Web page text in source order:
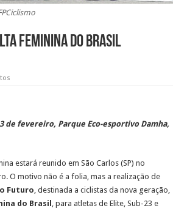
Feminina do Brasil
de fevereiro, Parque Eco-esportivo Damha,
estará reunido em São Carlos (SP) no
O motivo não é a folia, mas a realização de
Futuro , destinada a ciclistas da nova geração,
do Brasil
, para atletas de Elite, Sub-23 e